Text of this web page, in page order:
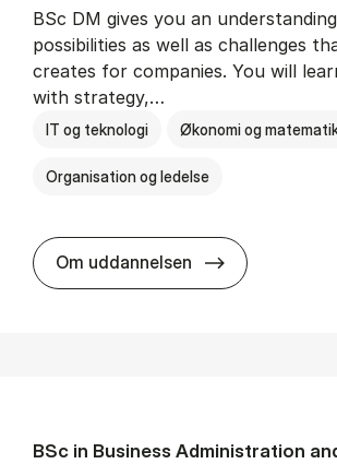
BSc DM gives you an
possibilities as well as challenges
creates for companies. You will
with strategy,…
IT og teknologi Økonomi og
Organisation og ledelse
Om uddannelsen BSc in
BSc in Busi­ness Ad­min­is­tra­tion